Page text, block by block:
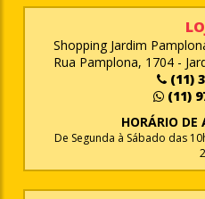
Shopping Jardim
Rua Pamplona, 1704 -
(11)
(11)
HORÁRIO
De Segunda à Sábado das